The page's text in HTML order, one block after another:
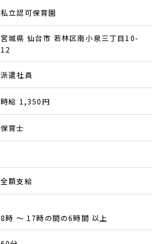
私立認可保育園
宮城県 仙台市 若林区南小泉三丁目10-
12
派遣社員
時給 1,350円
保育士
全額支給
8時 ～ 17時の間の6時間 以上